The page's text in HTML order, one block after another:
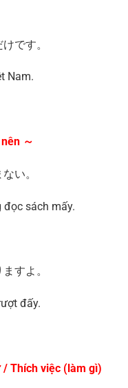
です。
Nam.
～
い。
sách mấy.
すよ。
đấy.
/ Thích việc (làm gì)